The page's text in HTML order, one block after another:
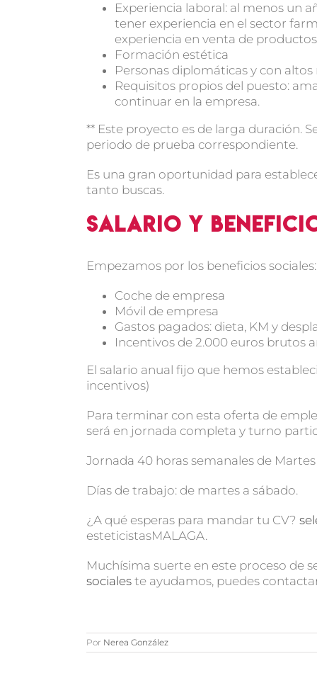
Experiencia laboral: al menos un
tener experiencia en el sector
experiencia en venta de
Formación estética
Personas diplomáticas y con
Requisitos propios del puesto:
continuar en la empresa.
** Este proyecto es de larga duración.
periodo de prueba correspondiente.
Es una gran oportunidad para
tanto buscas.
Salario y
Empezamos por los beneficios sociales:
Coche de empresa
Móvil de empresa
Gastos pagados: dieta, KM y
Incentivos de 2.000 euros brutos
El salario anual fijo que hemos
incentivos)
Para terminar con esta oferta de
será en jornada completa y turno
Jornada 40 horas semanales de
Días de trabajo: de martes a sábado.
¿A qué esperas para mandar tu CV?
esteticistasMALAGA.
Muchísima suerte en este proceso de
sociales te ayudamos, puedes
Por Nerea González